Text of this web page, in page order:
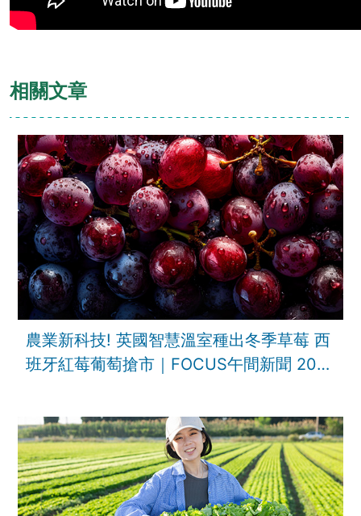
相關文章
農業新科技! 英國智慧溫室種出冬季草莓 西
班牙紅莓葡萄搶市｜FOCUS午間新聞 202